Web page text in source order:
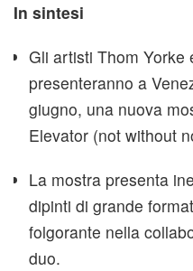
In sintesi
Gli artisti Thom Yorke
presenteranno a
giugno, una nuova
Elevator (not without
La mostra presenta
dipinti di grande
folgorante nella
duo.